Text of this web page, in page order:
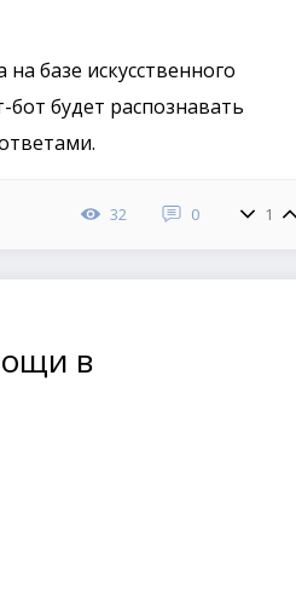
базе искусственного
бот будет распознавать
32 0 1
в